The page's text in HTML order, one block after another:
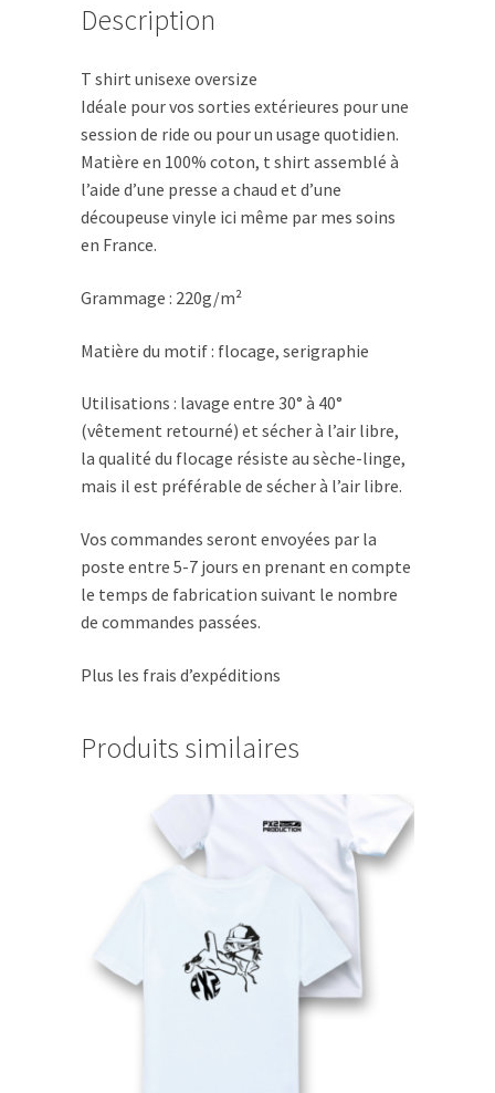
Description
T shirt unisexe oversize
Idéale pour vos sorties extérieures pour une
session de ride ou pour un usage quotidien.
Matière en 100% coton, t shirt assemblé à
l’aide d’une presse a chaud et d’une
découpeuse vinyle ici même par mes soins
en France.
Grammage : 220g/m²
Matière du motif : flocage, serigraphie
Utilisations : lavage entre 30° à 40°
(vêtement retourné) et sécher à l’air libre,
la qualité du flocage résiste au sèche-linge,
mais il est préférable de sécher à l’air libre.
Vos commandes seront envoyées par la
poste entre 5-7 jours en prenant en compte
le temps de fabrication suivant le nombre
de commandes passées.
Plus les frais d’expéditions
Produits similaires